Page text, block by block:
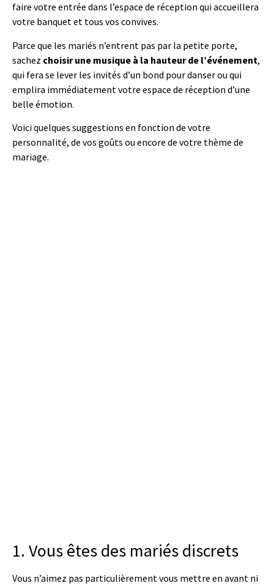
faire votre entrée dans l’espace de réception qui accueillera
votre banquet et tous vos convives.
Parce que les mariés n’entrent pas par la petite porte,
sachez choisir une musique à la hauteur de l’événement,
qui fera se lever les invités d’un bond pour danser ou qui
emplira immédiatement votre espace de réception d’une
belle émotion.
Voici quelques suggestions en fonction de votre
personnalité, de vos goûts ou encore de votre thème de
mariage.
1. Vous êtes des mariés discrets
Vous n’aimez pas particulièrement vous mettre en avant ni